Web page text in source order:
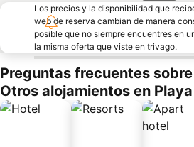
Los precios y la disponibilidad que
web de reserva cambian de manera
posible que no siempre encuentres en
la misma oferta que viste en trivago.
Preguntas frecuentes
Otros alojamientos en